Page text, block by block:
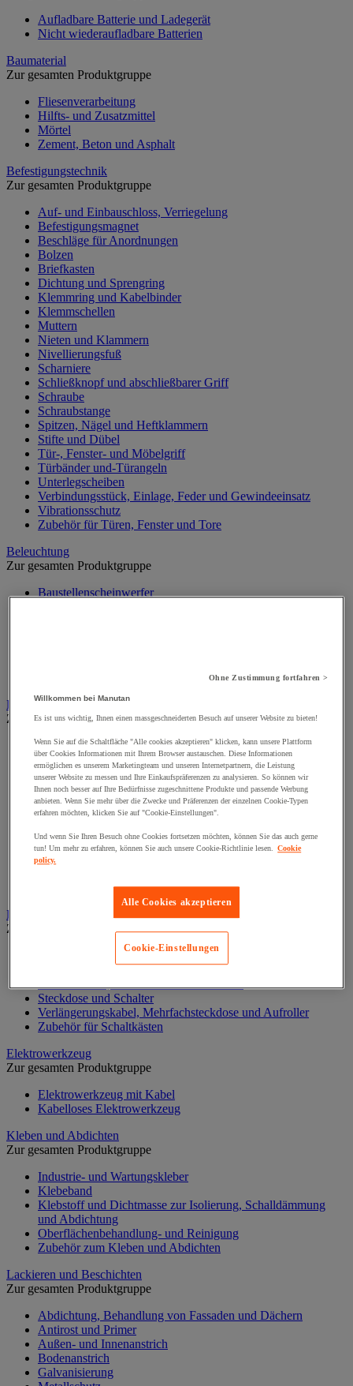
Aufladbare Batterie und Ladegerät
Nicht wiederaufladbare Batterien
Baumaterial
Zur gesamten Produktgruppe
Fliesenverarbeitung
Hilfts- und Zusatzmittel
Mörtel
Zement, Beton und Asphalt
Befestigungstechnik
Zur gesamten Produktgruppe
Auf- und Einbauschloss, Verriegelung
Befestigungsmagnet
Beschläge für Anordnungen
Bolzen
Briefkasten
Dichtung und Sprengring
Klemmring und Kabelbinder
Klemmschellen
Muttern
Nieten und Klammern
Nivellierungsfuß
Scharniere
Schließknopf und abschließbarer Griff
Schraube
Schraubstange
Spitzen, Nägel und Heftklammern
Stifte und Dübel
Tür-, Fenster- und Möbelgriff
Türbänder und-Türangeln
Unterlegscheiben
Verbindungsstück, Einlage, Feder und Gewindeeinsatz
Vibrationsschutz
Zubehör für Türen, Fenster und Tore
Beleuchtung
Zur gesamten Produktgruppe
Baustellenscheinwerfer
Druckluftwerkzeuge und Kompressoren
Zur gesamten Produktgruppe
Druckluftdrehschlagschrauber und -bohrer
Drucklufthammer
Druckluftschleifer
Druckluftschleifmaschine
Kompressor, Luftschlauch und Zubehör
Pneumatische Lackierpistole
Pneumatische Ratsche
Pneumatische Säge
Pneumatisches Setzwerkzeug, Nieten
Zubehör für Druckluftarbeiten
Elektronik
Zur gesamten Produktgruppe
Baterien, Ladegerät und Kabel
Kabel, Kabelanschluss- und Verlegung
Steckdose und Schalter
Verlängerungskabel, Mehrfachsteckdose und Aufroller
Zubehör für Schaltkästen
Elektrowerkzeug
Zur gesamten Produktgruppe
Elektrowerkzeug mit Kabel
Kabelloses Elektrowerkzeug
Kleben und Abdichten
Zur gesamten Produktgruppe
Industrie- und Wartungskleber
Klebeband
Klebstoff und Dichtmasse zur Isolierung, Schalldämmung
und Abdichtung
Oberflächenbehandlung- und Reinigung
Zubehör zum Kleben und Abdichten
Lackieren und Beschichten
Zur gesamten Produktgruppe
Abdichtung, Behandlung von Fassaden und Dächern
Antirost und Primer
Außen- und Innenanstrich
Bodenanstrich
Galvanisierung
Ohne Zustimmung fortfahren >
Willkommen bei Manutan
Es ist uns wichtig, Ihnen einen massgeschneiderten Besuch auf unserer Website zu bieten!
Wenn Sie auf die Schaltfläche "Alle cookies akzeptieren" klicken, kann unsere Plattform
über Cookies Informationen mit Ihrem Browser austauschen. Diese Informationen
ermöglichen es unserem Marketingteam und unseren Internetpartnern, die Leistung
unserer Website zu messen und Ihre Einkaufspräferenzen zu analysieren. So können wir
Ihnen noch besser auf Ihre Bedürfnisse zugeschnittene Produkte und passende Werbung
anbieten. Wenn Sie mehr über die Zwecke und Präferenzen der einzelnen Cookie-Typen
erfahren möchten, klicken Sie auf "Cookie-Einstellungen".
Und wenn Sie Ihren Besuch ohne Cookies fortsetzen möchten, können Sie das auch gerne
tun! Um mehr zu erfahren, können Sie auch unsere Cookie-Richtlinie lesen. Cookie
policy.
Alle Cookies akzeptieren
Cookie-Einstellungen